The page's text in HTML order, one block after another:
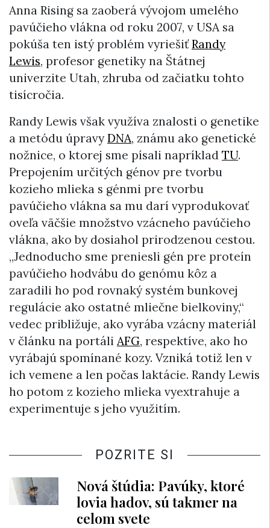
Anna Rising sa zaoberá vývojom umelého
pavúčieho vlákna od roku 2007, v USA sa
pokúša ten istý problém vyriešiťRandy
Lewis, profesor genetiky na Štátnej
univerzite Utah, zhruba od začiatku tohto
tisícročia.
Randy Lewis však využíva znalosti o genetike
a metódu úpravyDNA, známu ako genetické
nožnice, o ktorej sme písali napríklad TU.
Prepojením určitých génov pre tvorbu
kozieho mlieka s génmi pre tvorbu
pavúčieho vlákna sa mu darí vyprodukovať
oveľa väčšie množstvo vzácneho pavúčieho
vlákna, ako by dosiahol prirodzenou cestou.
„Jednoducho sme preniesli gén pre proteín
pavúčieho hodvábu do genómu kôz a
zaradili ho pod rovnaký systém bunkovej
regulácie ako ostatné mliečne bielkoviny,“
vedec približuje, ako vyrába vzácny materiál
v článku na portáli AFG, respektíve, ako ho
vyrábajú spomínané kozy. Vzniká totiž len v
ich vemene a len počas laktácie. Randy Lewis
ho potom z kozieho mlieka vyextrahuje a
experimentuje s jeho využitím.
POZRITE SI
Nová štúdia: Pavúky, ktoré
lovia hadov, sú takmer na
celom svete